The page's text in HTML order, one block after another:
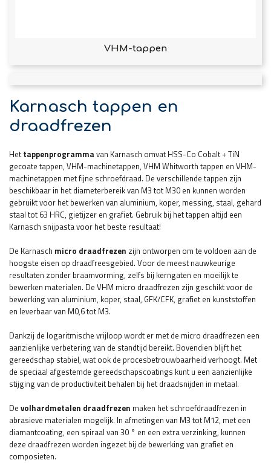
VHM-tappen
Karnasch tappen en
draadfrezen
Hettappenprogrammavan Karnasch omvat HSS-Co Cobalt + TiN
gecoate tappen, VHM-machinetappen, VHM Whitworth tappen en VHM-
machinetappen met fijne schroefdraad. De verschillende tappen zijn
beschikbaar in het diameterbereik van M3 tot M30 en kunnen worden
gebruikt voor het bewerken van aluminium, koper, messing, staal, gehard
staal tot 63 HRC, gietijzer en grafiet. Gebruik bij het tappen altijd een
Karnasch snijpasta voor het beste resultaat!
De Karnasch micro draadfrezen zijn ontworpen om te voldoen aan de
hoogste eisen op draadfreesgebied. Voor de meest nauwkeurige
resultaten zonder braamvorming, zelfs bij kerngaten en moeilijk te
bewerken materialen. De VHM micro draadfrezen zijn geschikt voor de
bewerking van aluminium, koper, staal, GFK/CFK, grafiet en kunststoffen
en leverbaar van M0,6 tot M3.
Dankzij de logaritmische vrijloop wordt er met de micro draadfrezen een
aanzienlijke verbetering van de standtijd bereikt. Bovendien blijft het
gereedschap stabiel, wat ook de procesbetrouwbaarheid verhoogt. Met
de speciaal afgestemde gereedschapscoatings kunt u een aanzienlijke
stijging van de productiviteit behalen bij het draadsnijden in metaal.
De volhardmetalen draadfrezen maken het schroefdraadfrezen in
abrasieve materialen mogelijk. In afmetingen van M3 tot M12, met een
diamantcoating, een spiraal van 30 ° en een extra verzinking, kunnen
deze draadfrezen worden ingezet bij de bewerking van grafiet en
composieten.